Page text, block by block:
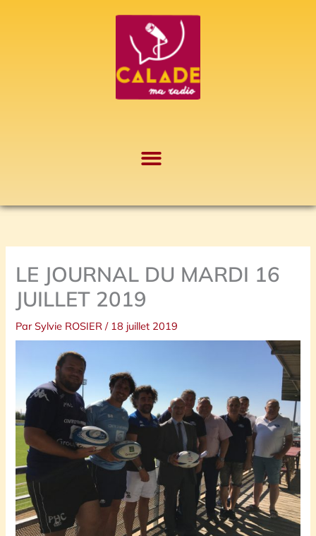
LE JOURNAL DU MARDI 16
JUILLET 2019
ParSylvie ROSIER/ 18 juillet 2019